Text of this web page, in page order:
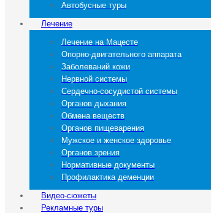
Автобусные туры
Лечение
Лечение на Мацесте
Опорно-двигательного аппарата
Заболеваний кожи
Нервной системы
Сердечно-сосудистой системы
Органов дыхания
Обмена веществ
Органов пищеварения
Мужское и женское здоровье
Органов зрения
Нормативные документы
Профилактика деменции
Видео-сюжеты
Рекламные туры